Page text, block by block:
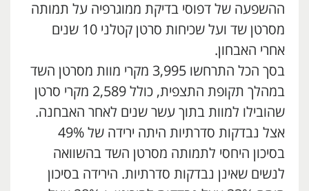
ההשפעה של דפוסי בדיקת ממוגרפיה על תמותה
מסרטן שד ועל שכיחות סרטן קטלני 10 שנים
אחרי האבחון.
בסך הכל התרחשו 3,995 מקרי מוות מסרטן השד
במהלך תקופת התצפית, כולל 2,589 מקרי סרטן
שהובילו למוות בתוך עשר שנים לאחר האבחנה.
אצל נבדקות סדרתיות היתה ירידה של 49%
בסיכון היחסי לתמותה מסרטן השד בהשוואה
לנשים שאינן נבדקות סדרתיות. הירידה בסיכון